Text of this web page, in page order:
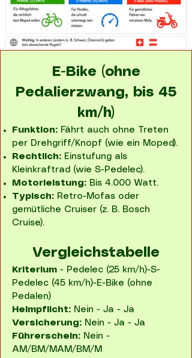
E-Bike (ohne
Pedalierzwang, bis 45
km/h)
Funktion: Fährt auch ohne Treten
per Drehgriff/Knopf (wie ein Moped).
Rechtlich: Einstufung als
Kleinkraftrad (wie S-Pedelec).
Motorleistung: Bis 4.000 Watt.
Typisch: Retro-Mofas oder
gemütliche Cruiser (z. B. Bosch
Cruise).
Vergleichstabelle
Kriterium - Pedelec (25 km/h)-S-
Pedelec (45 km/h)-E-Bike (ohne
Pedalen)
Helmpflicht: Nein - Ja - Ja
Versicherung: Nein - Ja - Ja
Führerschein: Nein -
AM/BM/MAM/BM/M